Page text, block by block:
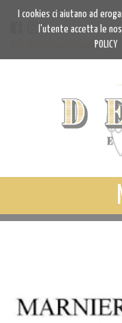
info@dettiespiriti.com
I cookies ci aiutano ad
l'utente accetta le
POLICY